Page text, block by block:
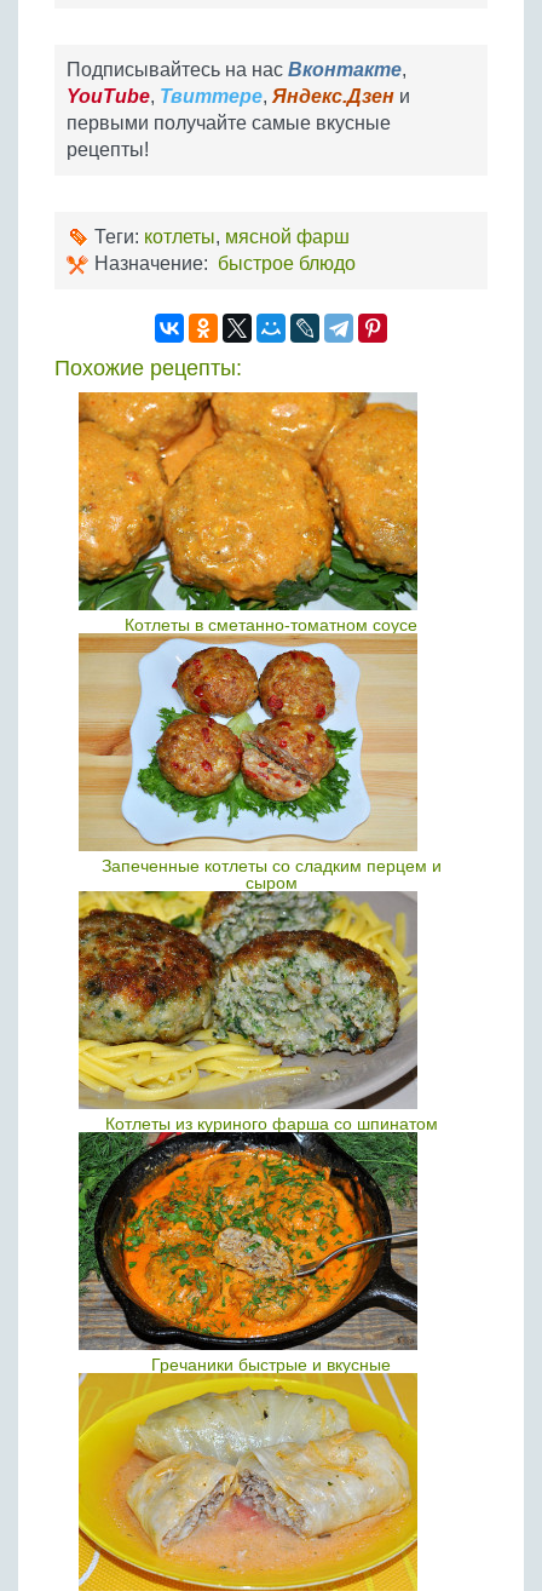
Подписывайтесь на нас Вконтакте,
YouTube, Твиттере, Яндекс.Дзен и
первыми получайте самые вкусные
рецепты!
Теги: котлеты, мясной фарш
Назначение: быстрое блюдо
Похожие рецепты:
Котлеты в сметанно-томатном соусе
Запеченные котлеты со сладким перцем и
сыром
Котлеты из куриного фарша со шпинатом
Гречаники быстрые и вкусные